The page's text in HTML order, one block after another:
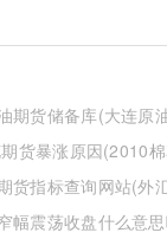
期货储备库(大连原
货暴涨原因(2010
货指标查询网站(外
幅震荡收盘什么意